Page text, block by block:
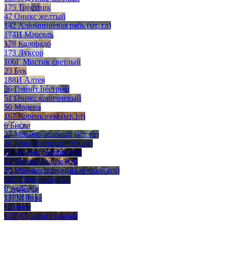
175 Тростник
47 Оникс желтый
142 Алюминиевая рябь (мт, гл)
174И Марсель
178 Колорадо
173 Луксор
106Г Мистик светлый
23 Бук
188И Алтея
36 Гранит пестрый
51 Оникс коричневый
50 Модена
167 Корень вяза (мт, гл)
6 Бисер
27 Мрамор зеленый (мт, гл)
26 Гранит черный (мт, гл)
21 Черное серебро (гл)
22 Черная бронза (гл)
20 Мрамор марквина черный (гл)
129 Седая ночь (гл)
8 Асфальт
137М Рива
1 Венге
135М Дуглас темный